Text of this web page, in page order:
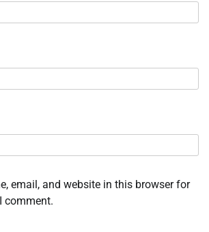
email, and website in this browser for
comment.